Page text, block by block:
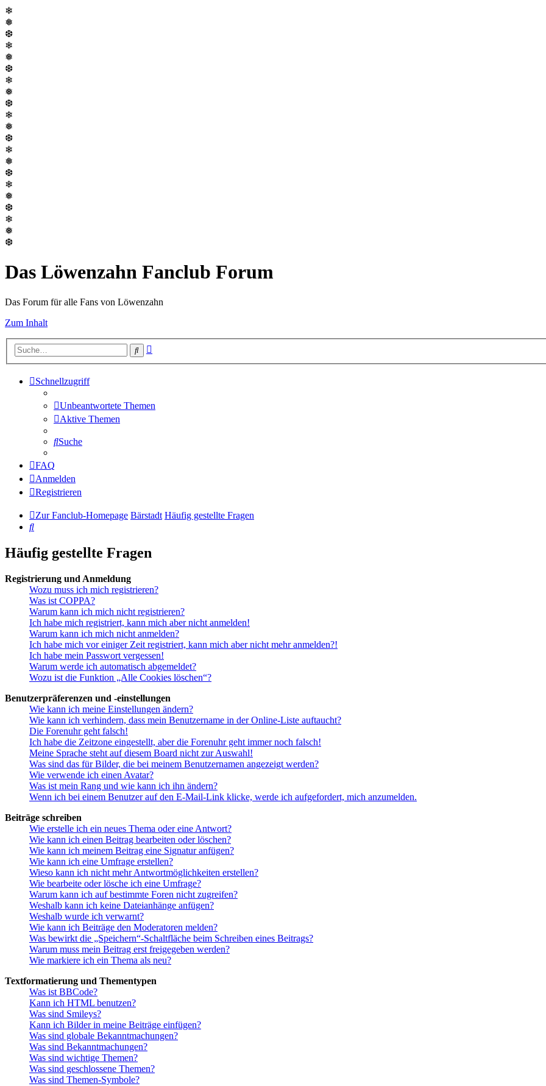
❄
❅
❆
❄
❅
❆
❄
❅
❆
❄
❅
❆
❄
❅
❆
❄
❅
❆
❄
❅
❆
Das Löwenzahn Fanclub Forum
Das Forum für alle Fans von Löwenzahn
Zum Inhalt
Suche
Schnellzugriff
Unbeantwortete Themen
Aktive Themen
Suche
FAQ
Anmelden
Registrieren
Zur Fanclub-Homepage Bärstadt Häufig gestellte Fragen
Suche
Häufig gestellte Fragen
Registrierung und Anmeldung
Wozu muss ich mich registrieren?
Was ist COPPA?
Warum kann ich mich nicht registrieren?
Ich habe mich registriert, kann mich aber nicht anmelden!
Warum kann ich mich nicht anmelden?
Ich habe mich vor einiger Zeit registriert, kann mich aber nicht mehr anmelden?!
Ich habe mein Passwort vergessen!
Warum werde ich automatisch abgemeldet?
Wozu ist die Funktion „Alle Cookies löschen“?
Benutzerpräferenzen und -einstellungen
Wie kann ich meine Einstellungen ändern?
Wie kann ich verhindern, dass mein Benutzername in der Online-Liste auftaucht?
Die Forenuhr geht falsch!
Ich habe die Zeitzone eingestellt, aber die Forenuhr geht immer noch falsch!
Meine Sprache steht auf diesem Board nicht zur Auswahl!
Was sind das für Bilder, die bei meinem Benutzernamen angezeigt werden?
Wie verwende ich einen Avatar?
Was ist mein Rang und wie kann ich ihn ändern?
Wenn ich bei einem Benutzer auf den E-Mail-Link klicke, werde ich aufgefordert, mich anzumelden.
Beiträge schreiben
Wie erstelle ich ein neues Thema oder eine Antwort?
Wie kann ich einen Beitrag bearbeiten oder löschen?
Wie kann ich meinem Beitrag eine Signatur anfügen?
Wie kann ich eine Umfrage erstellen?
Wieso kann ich nicht mehr Antwortmöglichkeiten erstellen?
Wie bearbeite oder lösche ich eine Umfrage?
Warum kann ich auf bestimmte Foren nicht zugreifen?
Weshalb kann ich keine Dateianhänge anfügen?
Weshalb wurde ich verwarnt?
Wie kann ich Beiträge den Moderatoren melden?
Was bewirkt die „Speichern“-Schaltfläche beim Schreiben eines Beitrags?
Warum muss mein Beitrag erst freigegeben werden?
Wie markiere ich ein Thema als neu?
Textformatierung und Thementypen
Was ist BBCode?
Kann ich HTML benutzen?
Was sind Smileys?
Kann ich Bilder in meine Beiträge einfügen?
Was sind globale Bekanntmachungen?
Was sind Bekanntmachungen?
Was sind wichtige Themen?
Was sind geschlossene Themen?
Was sind Themen-Symbole?